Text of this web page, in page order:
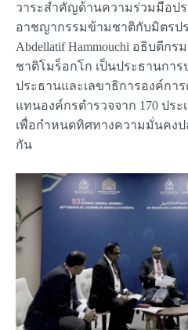
วาระสำคัญด้านความร่วมมือป
อาชญากรรมข้ามชาติกับมิตรปร
Abdellatif Hammouchi อธิบดีก
ชาติโมร็อกโก เป็นประธานกา
ประธานและเลขาธิการองค์กา
แทนองค์กรตำรวจจาก 170 ประ
เพื่อกำหนดทิศทางความมั่นคง
กัน